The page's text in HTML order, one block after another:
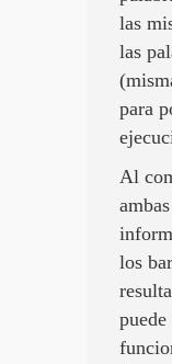
las
las
para
Al
los